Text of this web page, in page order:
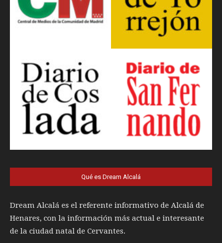
Qué es Dream Alcalá
Dream Alcalá es el referente informativo de Alcalá de
Henares, con la información más actual e interesante
de la ciudad natal de Cervantes.